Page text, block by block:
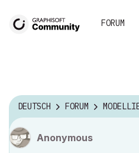
FORUM
DEUTSCH FORUM
Anonymous